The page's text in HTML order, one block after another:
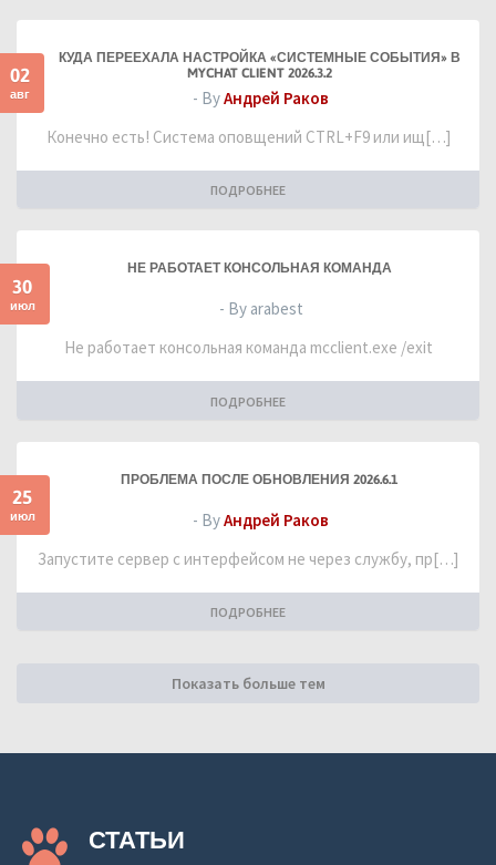
02
авг
КУДА ПЕРЕЕХАЛА НАСТРОЙКА «СИСТЕМНЫЕ СОБЫТИЯ» В
MYCHAT CLIENT 2026.3.2
- ByАндрей Раков
Конечно есть! Система оповщений CTRL+F9 или ищ[…]
ПОДРОБНЕЕ
30
июл
НЕ РАБОТАЕТ КОНСОЛЬНАЯ КОМАНДА
- By arabest
Не работает консольная команда mcclient.exe /exit
ПОДРОБНЕЕ
25
июл
ПРОБЛЕМА ПОСЛЕ ОБНОВЛЕНИЯ 2026.6.1
- ByАндрей Раков
Запустите сервер с интерфейсом не через службу, пр[…]
ПОДРОБНЕЕ
Показать больше тем
СТАТЬИ